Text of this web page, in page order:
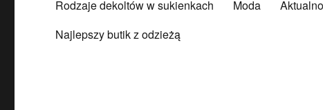
Rodzaje dekoltów w sukienkach
Moda
Najlepszy butik z odzieżą